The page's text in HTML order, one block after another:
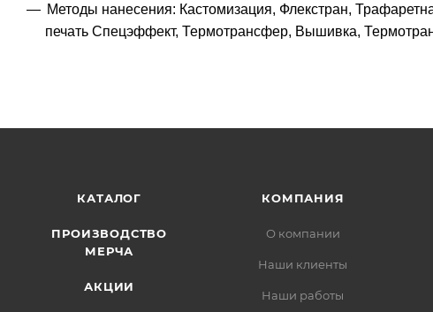
Методы нанесения: Кастомизация, Флекстран,
печать Спецэффект, Термотрансфер, Вышивка,
КАТАЛОГ
ПРОИЗВОДСТВО
МЕРЧА
АКЦИИ
КОМПАНИЯ
О компании
Наши клиенты
Наши работы